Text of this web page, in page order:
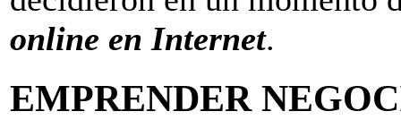
online en Internet.
EMPRENDER